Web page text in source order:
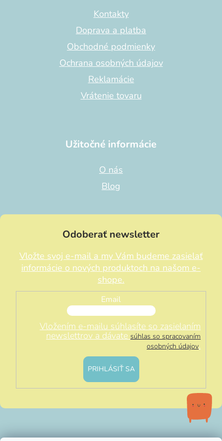
Kontakty
Doprava a platba
Obchodné podmienky
Ochrana osobných údajov
Reklamácie
Vrátenie tovaru
Užitočné informácie
O nás
Blog
Odoberať newsletter
Vložte svoj e-mail a my Vám budeme zasielať
informácie o nových produktoch na našom e-
shope.
Email
Vložením e-mailu súhlasíte so zasielaním
newslettrov a dávate súhlas so spracovaním
osobných údajov.
PRIHLÁSIŤ SA